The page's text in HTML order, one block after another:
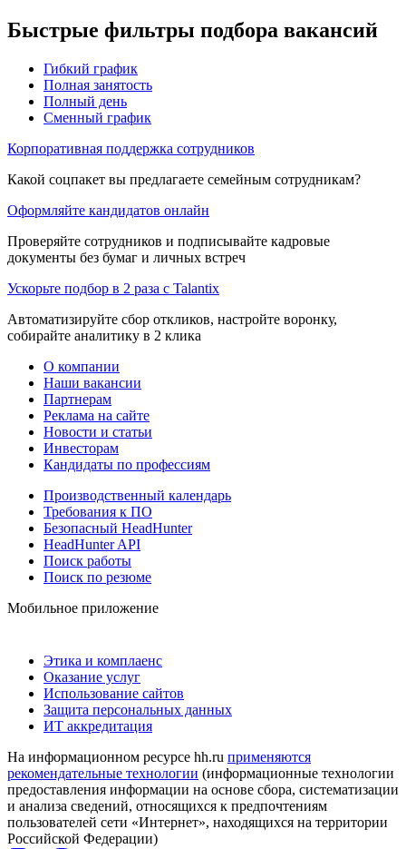
Быстрые фильтры подбора вакансий
Гибкий график
Полная занятость
Полный день
Сменный график
Корпоративная поддержка сотрудников
Какой соцпакет вы предлагаете семейным сотрудникам?
Оформляйте кандидатов онлайн
Проверяйте сотрудников и подписывайте кадровые
документы без бумаг и личных встреч
Ускорьте подбор в 2 раза с Talantix
Автоматизируйте сбор откликов, настройте воронку,
собирайте аналитику в 2 клика
О компании
Наши вакансии
Партнерам
Реклама на сайте
Новости и статьи
Инвесторам
Кандидаты по профессиям
Производственный календарь
Требования к ПО
Безопасный HeadHunter
HeadHunter API
Поиск работы
Поиск по резюме
Мобильное приложение
Этика и комплаенс
Оказание услуг
Использование сайтов
Защита персональных данных
ИТ аккредитация
На информационном ресурсе hh.ru применяются
рекомендательные технологии (информационные технологии
предоставления информации на основе сбора, систематизации
и анализа сведений, относящихся к предпочтениям
пользователей сети «Интернет», находящихся на территории
Российской Федерации)